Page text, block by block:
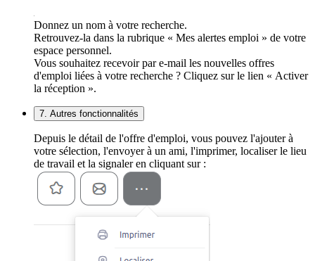
Donnez un nom à votre recherche.
Retrouvez-la dans la rubrique « Mes alertes emploi » de votre
espace personnel.
Vous souhaitez recevoir par e-mail les nouvelles offres
d'emploi liées à votre recherche ? Cliquez sur le lien « Activer
la réception ».
7. Autres fonctionnalités
Depuis le détail de l'offre d'emploi, vous pouvez l'ajouter à
votre sélection, l'envoyer à un ami, l'imprimer, localiser le lieu
de travail et la signaler en cliquant sur :